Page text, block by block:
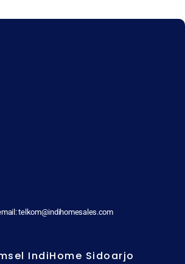
telkom@indihomesales.com
IndiHome Sidoarjo